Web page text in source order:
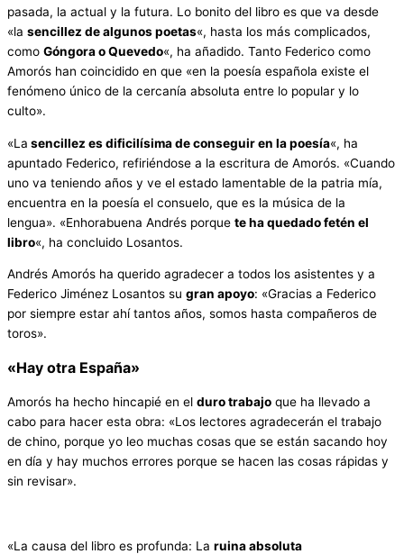
pasada, la actual y la futura. Lo bonito del libro es que va desde
«la sencillez de algunos poetas«, hasta los más complicados,
como Góngora o Quevedo«, ha añadido. Tanto Federico como
Amorós han coincidido en que «en la poesía española existe el
fenómeno único de la cercanía absoluta entre lo popular y lo
culto».
«La sencillez es dificilísima de conseguir en la poesía«, ha
apuntado Federico, refiriéndose a la escritura de Amorós. «Cuando
uno va teniendo años y ve el estado lamentable de la patria mía,
encuentra en la poesía el consuelo, que es la música de la
lengua». «Enhorabuena Andrés porque te ha quedado fetén el
libro«, ha concluido Losantos.
Andrés Amorós ha querido agradecer a todos los asistentes y a
Federico Jiménez Losantos su gran apoyo: «Gracias a Federico
por siempre estar ahí tantos años, somos hasta compañeros de
toros».
«Hay otra España»
Amorós ha hecho hincapié en el duro trabajo que ha llevado a
cabo para hacer esta obra: «Los lectores agradecerán el trabajo
de chino, porque yo leo muchas cosas que se están sacando hoy
en día y hay muchos errores porque se hacen las cosas rápidas y
sin revisar».
«La causa del libro es profunda: La ruina absoluta